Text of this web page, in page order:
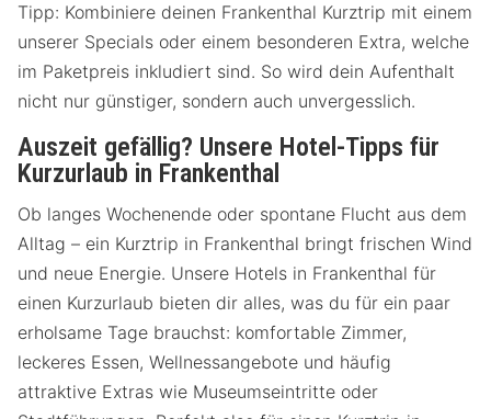
Tipp: Kombiniere deinen Frankenthal Kurztrip mit einem
unserer Specials oder einem besonderen Extra, welche
im Paketpreis inkludiert sind. So wird dein Aufenthalt
nicht nur günstiger, sondern auch unvergesslich.
Auszeit gefällig? Unsere Hotel-Tipps für
Kurzurlaub in Frankenthal
Ob langes Wochenende oder spontane Flucht aus dem
Alltag – ein Kurztrip in Frankenthal bringt frischen Wind
und neue Energie. Unsere Hotels in Frankenthal für
einen Kurzurlaub bieten dir alles, was du für ein paar
erholsame Tage brauchst: komfortable Zimmer,
leckeres Essen, Wellnessangebote und häufig
attraktive Extras wie Museumseintritte oder